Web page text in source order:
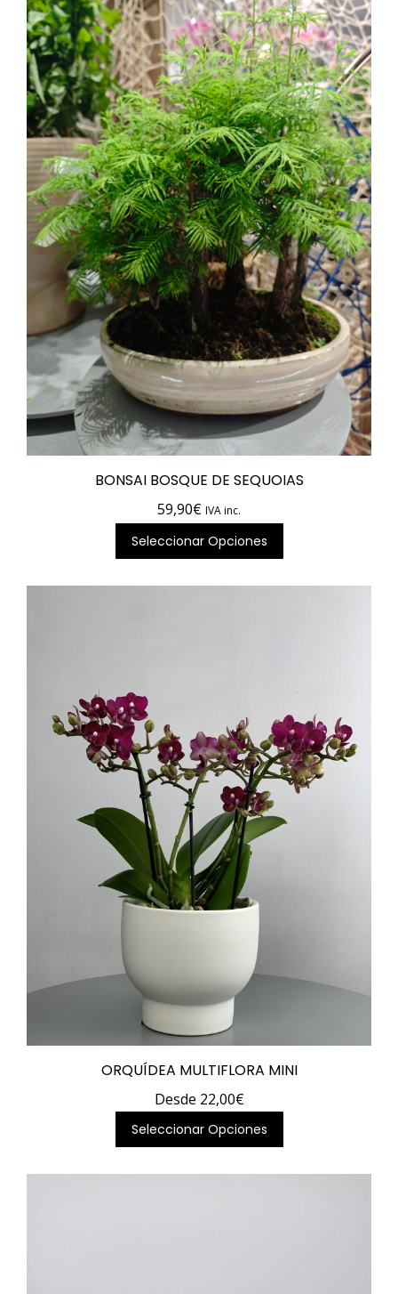
BONSAI BOSQUE DE SEQUOIAS
59,90€ IVA inc.
Seleccionar Opciones
ORQUÍDEA MULTIFLORA MINI
Desde 22,00€
Seleccionar Opciones
producto
tiene